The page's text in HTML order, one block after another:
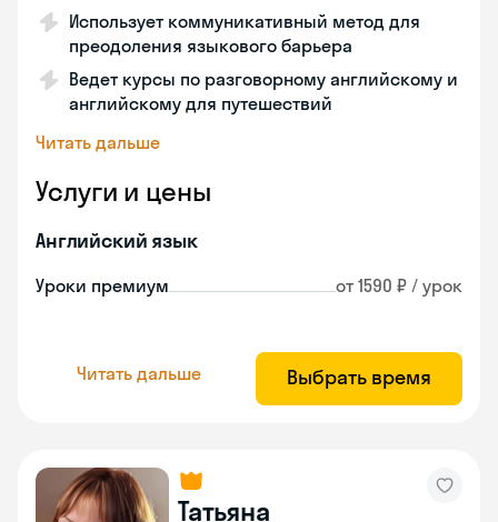
Использует коммуникативный метод для
преодоления языкового барьера
Ведет курсы по разговорному английскому и
английскому для путешествий
Читать дальше
Услуги и цены
Английский язык
Уроки премиум от 1590 ₽ / урок
Читать дальше Выбрать время
Татьяна